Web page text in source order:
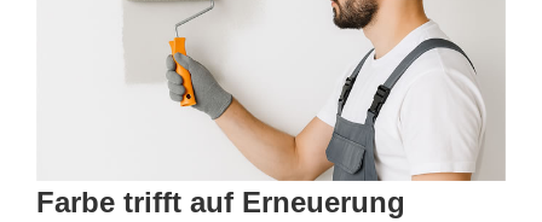
Farbe trifft auf Erneuerung